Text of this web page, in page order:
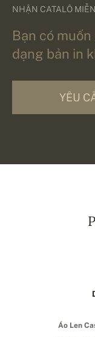
NHẬN CATALÔ
Bạn có
dạng bản in
YÊU
Áo Len